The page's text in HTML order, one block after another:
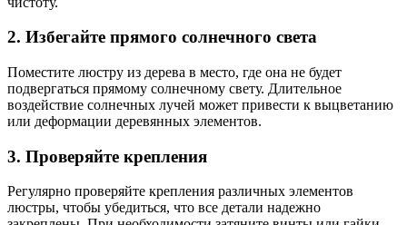
2. Избегайте прямого солнечного света
Поместите люстру из дерева в место, где она не будет
подвергаться прямому солнечному свету. Длительное
воздействие солнечных лучей может привести к выцветанию
или деформации деревянных элементов.
3. Проверяйте крепления
Регулярно проверяйте крепления различных элементов
люстры, чтобы убедиться, что все детали надежно